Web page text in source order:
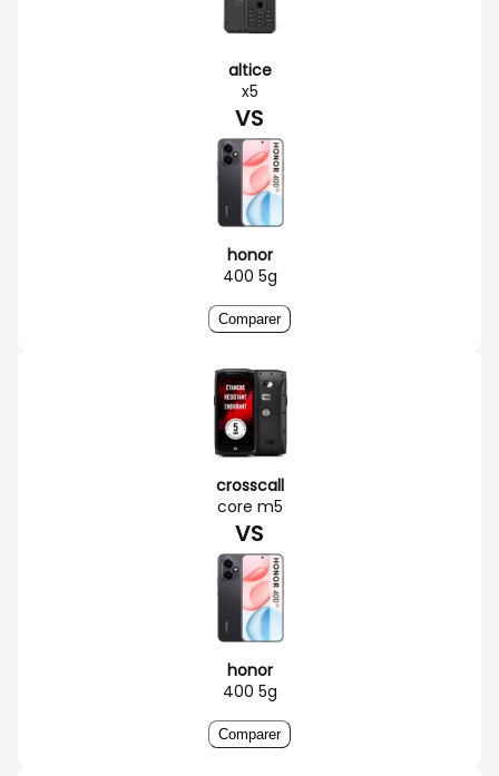
altice
x5
VS
honor
400 5g
Comparer
crosscall
core m5
VS
honor
400 5g
Comparer